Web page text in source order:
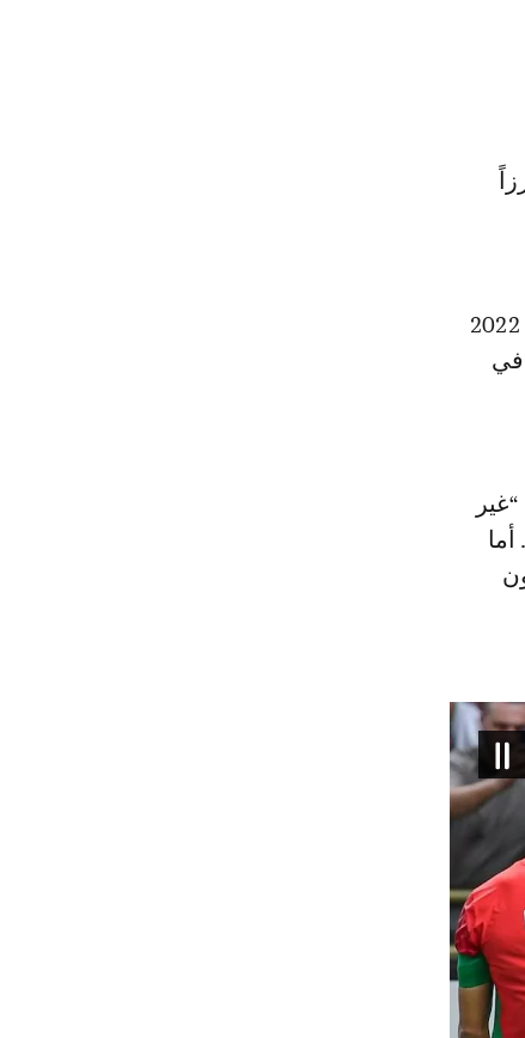
وأوضح الناخب الوطني أن نجاح الأسود في الوصول إلى نصف النهائي سنة 2022
في